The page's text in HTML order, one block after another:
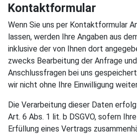
Kontaktformular
Wenn Sie uns per Kontaktformular
lassen, werden Ihre Angaben aus
inklusive der von Ihnen dort
zwecks Bearbeitung der Anfrage
Anschlussfragen bei uns
wir nicht ohne Ihre Einwilligung
Die Verarbeitung dieser Daten
Art. 6 Abs. 1 lit. b DSGVO, sofern
Erfüllung eines Vertrags